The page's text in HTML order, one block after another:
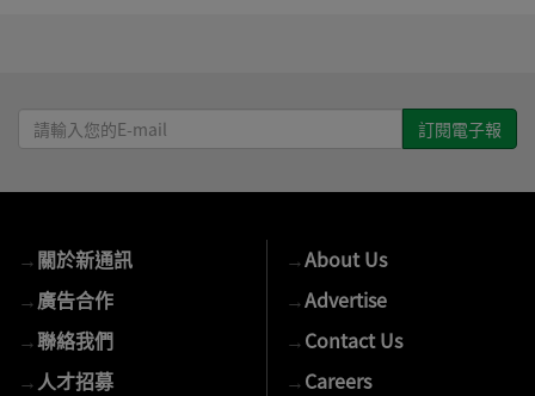
請
輸
E-
mail
→關於新通訊
→廣告合作
→聯絡我們
→ 人才招募
→About Us
→Advertise
→Contact Us
→Careers